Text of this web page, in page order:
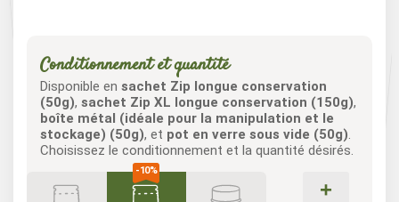
Conditionnement et quantité
Disponible en sachet Zip longue conservation
(50g), sachet Zip XL longue conservation (150g),
boîte métal (idéale pour la manipulation et le
stockage) (50g), et pot en verre sous vide (50g).
Choisissez le conditionnement et la quantité désirés.
+